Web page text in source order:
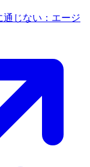
通じない：エージ